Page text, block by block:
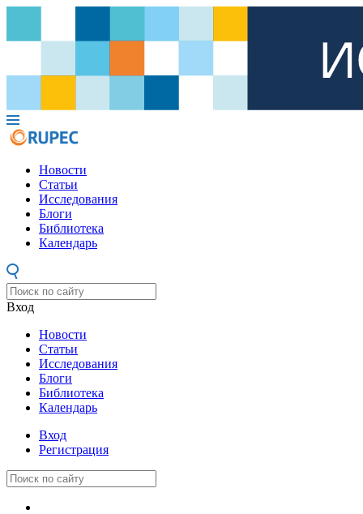
Новости
Статьи
Исследования
Блоги
Библиотека
Календарь
Вход
Новости
Статьи
Исследования
Блоги
Библиотека
Календарь
Вход
Регистрация